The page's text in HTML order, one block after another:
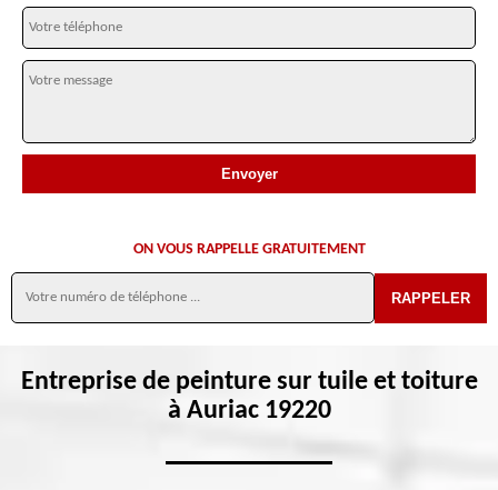
ON VOUS RAPPELLE GRATUITEMENT
Entreprise de peinture sur tuile et toiture
à Auriac 19220